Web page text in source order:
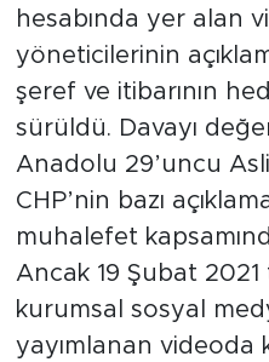
hesabında yer alan
yöneticilerinin
şeref ve itibarının
sürüldü. Davayı
Anadolu 29’uncu
CHP’nin bazı
muhalefet
Ancak 19 Şubat 2021
kurumsal sosyal
yayımlanan videoda